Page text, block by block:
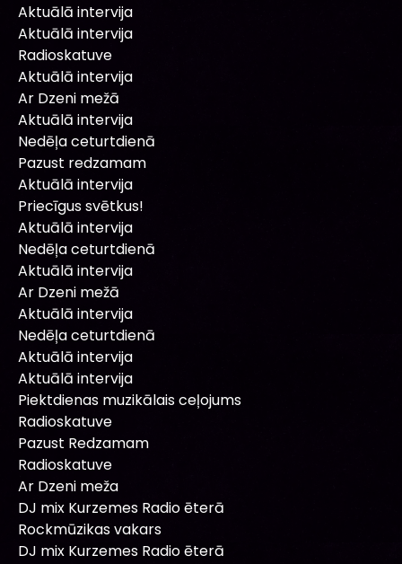
Aktuālā intervija
Aktuālā intervija
Radioskatuve
Aktuālā intervija
Ar Dzeni mežā
Aktuālā intervija
Nedēļa ceturtdienā
Pazust redzamam
Aktuālā intervija
Priecīgus svētkus!
Aktuālā intervija
Nedēļa ceturtdienā
Aktuālā intervija
Ar Dzeni mežā
Aktuālā intervija
Nedēļa ceturtdienā
Aktuālā intervija
Aktuālā intervija
Piektdienas muzikālais ceļojums
Radioskatuve
Pazust Redzamam
Radioskatuve
Ar Dzeni meža
DJ mix Kurzemes Radio ēterā
Rockmūzikas vakars
DJ mix Kurzemes Radio ēterā